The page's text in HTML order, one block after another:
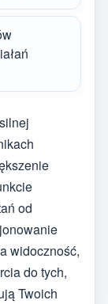
od
widoczność,
do tych,
Twoich